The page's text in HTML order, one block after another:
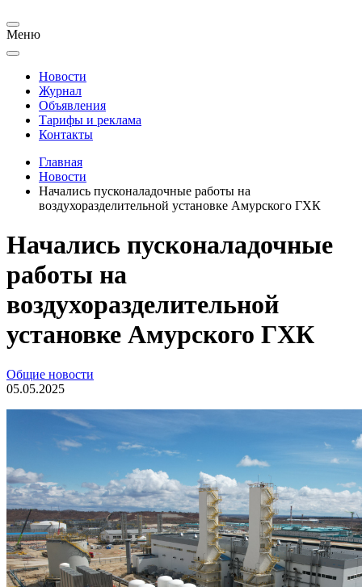
Меню
Новости
Журнал
Объявления
Тарифы и реклама
Контакты
Главная
Новости
Начались пусконаладочные работы на
воздухоразделительной установке Амурского ГХК
Начались пусконаладочные
работы на
воздухоразделительной
установке Амурского ГХК
Общие новости
05.05.2025